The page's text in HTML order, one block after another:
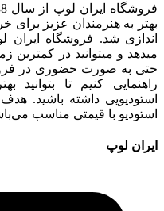
بهتر به هنرمندان عزیز
اندازی شد. فروشگاه
میدهد و میتوانید در کمترین
حتی به صورت حضوری در
راهنمایی کنیم تا بتوانید
استودیویی داشته باشید.
استودیو با قیمتی مناسب
ایران لوپ